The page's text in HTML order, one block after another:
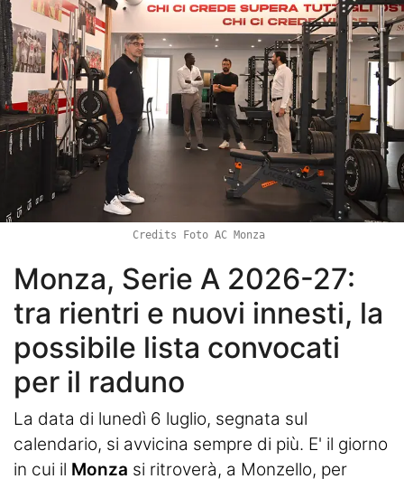
Credits Foto AC Monza
Monza, Serie A 2026-27:
tra rientri e nuovi innesti, la
possibile lista convocati
per il raduno
La data di lunedì 6 luglio, segnata sul
calendario, si avvicina sempre di più. E' il giorno
in cui il Monza si ritroverà, a Monzello, per